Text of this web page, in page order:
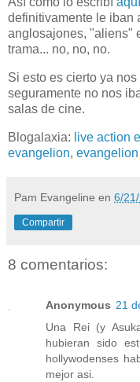
definitivamente le iban
anglosajones, "aliens"
trama... no, no, no.
Si esto es cierto ya
seguramente no nos
salas de cine.
Blogalaxia: live action
evangelion,
Pam Evangeline en 6/
Compartir
8 comentarios:
Anonymous 21
Una Rei (y
hubieran sido
hollywodenses
mejor asi.